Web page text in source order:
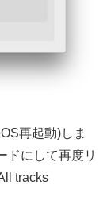
再起動)しま
ドにして再度リ
tracks